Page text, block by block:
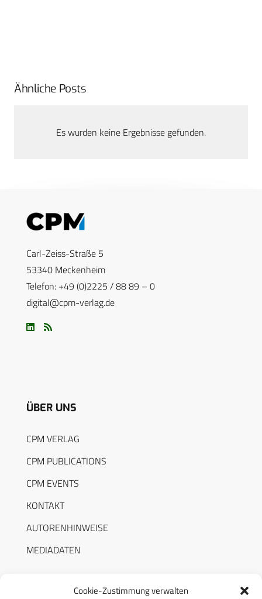
Cookie-Zustimmung verwalten
Ähnliche Posts
Es wurden keine Ergebnisse gefunden.
Carl-Zeiss-Straße 5
53340 Meckenheim
Telefon: +49 (0)2225 / 88 89 – 0
digital@cpm-verlag.de
ÜBER UNS
CPM VERLAG
CPM PUBLICATIONS
CPM EVENTS
KONTAKT
AUTORENHINWEISE
MEDIADATEN